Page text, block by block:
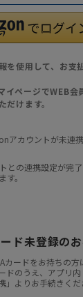
使用して、お支
イページでWEB会
けます。
アカウントが未連
との連携設定が完了
。
ド未登録の
ードをお持ちの方
ドのうえ、アプリ内
よりお手続きくだ